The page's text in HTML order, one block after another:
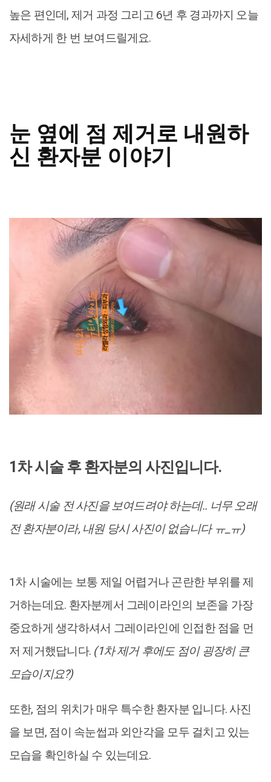
높은 편인데, 제거 과정 그리고 6년 후 경과까지 오늘
자세하게 한 번 보여드릴게요.
눈 옆에 점 제거로 내원하
신 환자분 이야기
1차 시술 후 환자분의 사진입니다.
(원래 시술 전 사진을 보여드려야 하는데.. 너무 오래
전 환자분이라, 내원 당시 사진이 없습니다 ㅠ_ㅠ)
1차 시술에는 보통 제일 어렵거나 곤란한 부위를 제
거하는데요. 환자분께서 그레이라인의 보존을 가장
중요하게 생각하셔서 그레이라인에 인접한 점을 먼
저 제거했답니다. (1차 제거 후에도 점이 굉장히 큰
모습이지요?)
또한, 점의 위치가 매우 특수한 환자분 입니다. 사진
을 보면, 점이 속눈썹과 외안각을 모두 걸치고 있는
모습을 확인하실 수 있는데요.